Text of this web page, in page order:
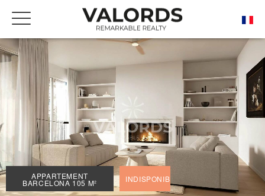
ACCUEIL
BARCELONA
SANT GERVASI - GALVANY
APPARTEMENT
BARCELONA 105 M² INDISPONIBLE